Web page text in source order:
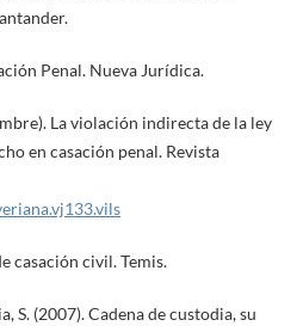
Penal. Nueva Jurídica.
La violación indirecta de la ley
en casación penal. Revista
casación civil. Temis.
S. (2007). Cadena de custodia, su